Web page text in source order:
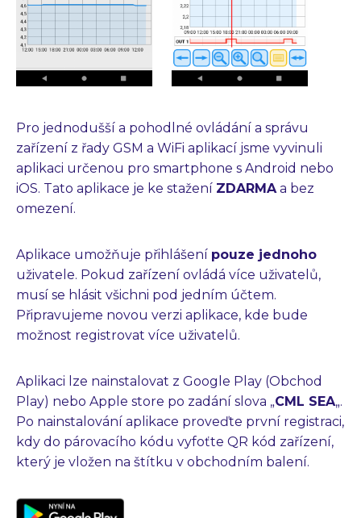
Pro jednodušší a pohodlné ovládání a správu
zařízení z řady GSM a WiFi aplikací jsme vyvinuli
aplikaci určenou pro smartphone s Android nebo
iOS. Tato aplikace je ke stažení ZDARMA a bez
omezení.
Aplikace umožňuje přihlášení pouze jednoho
uživatele. Pokud zařízení ovládá více uživatelů,
musí se hlásit všichni pod jedním účtem.
Připravujeme novou verzi aplikace, kde bude
možnost registrovat více uživatelů.
Aplikaci lze nainstalovat z Google Play (Obchod
Play) nebo Apple store po zadání slova „CML SEA„.
Po nainstalování aplikace proveďte první registraci,
kdy do párovacího kódu vyfoťte QR kód zařízení,
který je vložen na štítku v obchodním balení.